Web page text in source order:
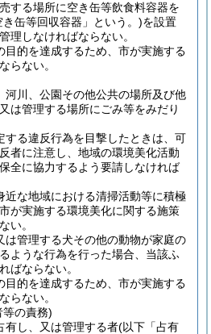
する場所に空き缶等飲食料容器を
缶等回収容器」という。)を設置
理しなければならない。
目的を達成するため、市が実施する
らない。
河川、公園その他公共の場所及び他
は管理する場所にごみ等をみだり
する違反行為を目撃したときは、可
者に注意し、地域の環境美化活動
全に協力するよう要請しなければ
近な地域における清掃活動等に積極
が実施する環境美化に関する施策
い。
は管理する犬その他の動物が家庭の
ような行為を行った場合、当該ふ
ばならない。
目的を達成するため、市が実施する
らない。
の責務)
有し、又は管理する者(以下「占有